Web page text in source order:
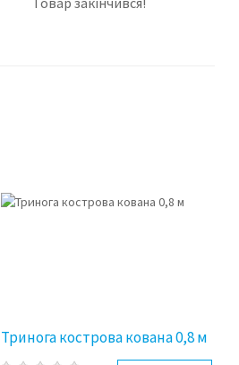
Тринога кострова кована 0,8 м